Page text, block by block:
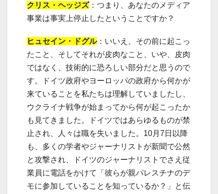
クリス・ヘッジズ：つまり、あなたのメディア
事業は事実上停止したということですか？
ヒュセイン・ドグル：いいえ、その前に起こっ
たこと、そしてそれが皮肉なこと、いや、皮肉
ではなく、技術的に恐ろしい部分だと思うので
す。ドイツ政府やヨーロッパの政府から何かが
来ていることを私たちは理解していましたし、
ウクライナ戦争が始まってから何が起こったか
も見てきました。ドイツではあらゆるものが禁
止され、人々は職を失いました。10月7日以降
も、多くの学者やジャーナリストが新聞で公然
と攻撃され、ドイツのジャーナリストでさえ従
業員に電話をかけて「彼らが親パレスチナのデ
モに参加していることを知っているか？」と伝